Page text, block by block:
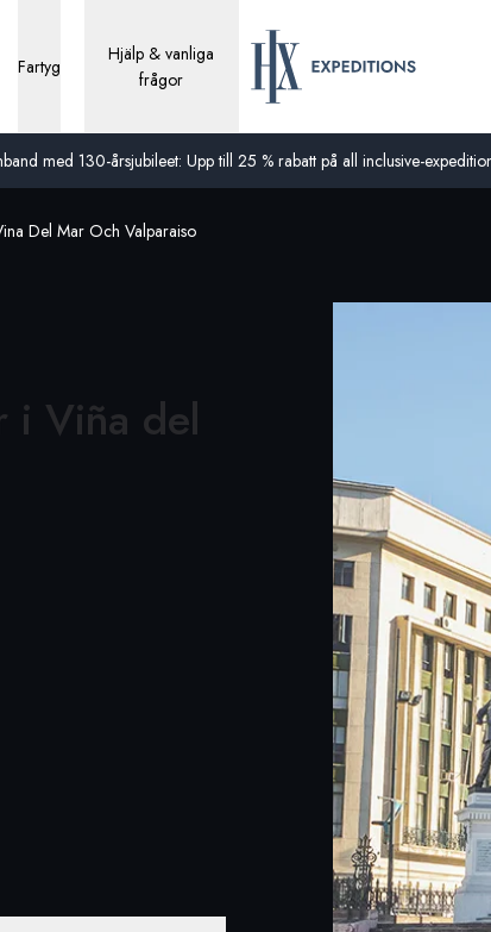
med 130-årsjubileet: Upp till 25 % rabatt på all inclusive-
Fartyg
Hjälp & vanliga
frågor
Del Mar Och Valparaiso
i Viña del